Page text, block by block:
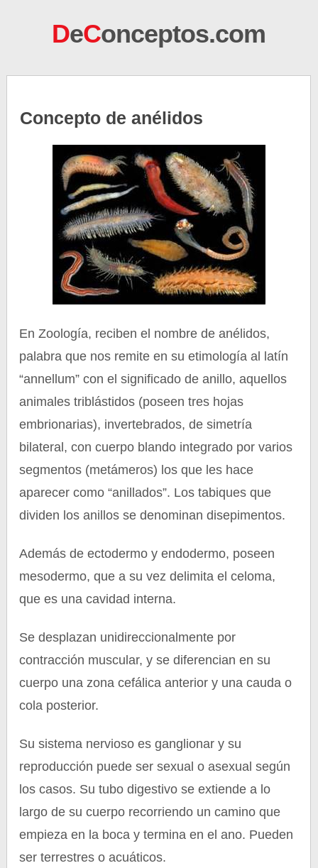
DeConceptos.com
Concepto de anélidos
En Zoología, reciben el nombre de anélidos,
palabra que nos remite en su etimología al latín
“annellum” con el significado de anillo, aquellos
animales triblástidos (poseen tres hojas
embrionarias), invertebrados, de simetría
bilateral, con cuerpo blando integrado por varios
segmentos (metámeros) los que les hace
aparecer como “anillados”. Los tabiques que
dividen los anillos se denominan disepimentos.
Además de ectodermo y endodermo, poseen
mesodermo, que a su vez delimita el celoma,
que es una cavidad interna.
Se desplazan unidireccionalmente por
contracción muscular, y se diferencian en su
cuerpo una zona cefálica anterior y una cauda o
cola posterior.
Su sistema nervioso es ganglionar y su
reproducción puede ser sexual o asexual según
los casos. Su tubo digestivo se extiende a lo
largo de su cuerpo recorriendo un camino que
empieza en la boca y termina en el ano. Pueden
ser terrestres o acuáticos.